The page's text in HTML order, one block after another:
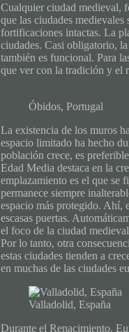
Cualquier ciudad medieval,
que las ciudades
fortificaciones intactas. La
ciudades. Casi obligatorio,
también es funcional. Para
que ver con la tradición y el
Óbidos, Portugal
La existencia de los muros
espacio limitado ha hecho
población crece, es
Edad Media destaca en la
emplazamiento es el que se
permanece siempre
espacio más protegido. Ahí,
escasas puertas.
el foco de la ciudad
Por lo tanto, otra
estas ciudades tienden a
en muchas de las ciudades
Valladolid, España
Durante el Renacimiento,